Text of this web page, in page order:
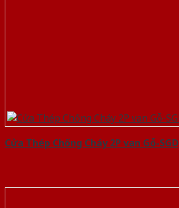
Cửa Thép Chống Cháy 2P van Gỗ-SGD